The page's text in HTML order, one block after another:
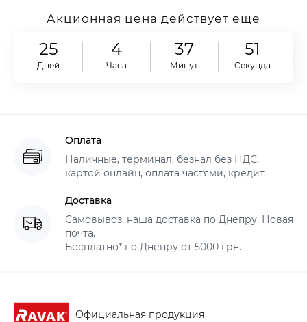
Акционная цена действует еще
25
Дней
4
Часа
37
Минут
49
Секунд
Оплата
Наличные, терминал, безнал без НДС,
картой онлайн, оплата частями, кредит.
Доставка
Самовывоз, наша доставка по Днепру, Новая
почта.
Бесплатно* по Днепру от 5000 грн.
Официальная продукция